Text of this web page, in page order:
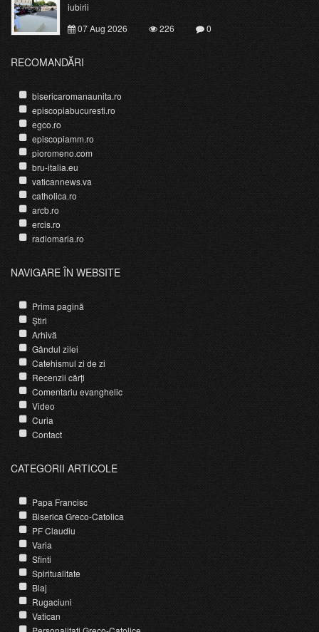
iubirii
07 Aug 2026
226 0
RECOMANDĂRI
bisericaromanaunita.ro
episcopiabucuresti.ro
egco.ro
episcopiamm.ro
pioromeno.com
bru-italia.eu
vaticannews.va
catholica.ro
arcb.ro
ercis.ro
radiomaria.ro
NAVIGARE ÎN WEBSITE
Prima pagină
Știri
Arhivă
Gândul zilei
Catehismul zi de zi
Recenzii cărți
Comentariu evanghelic
Video
Curia
Contact
CATEGORII ARTICOLE
Papa Francisc
Biserica Greco-Catolica
PF Claudiu
Varia
Sfinti
Spiritualitate
Blaj
Rugaciuni
Vatican